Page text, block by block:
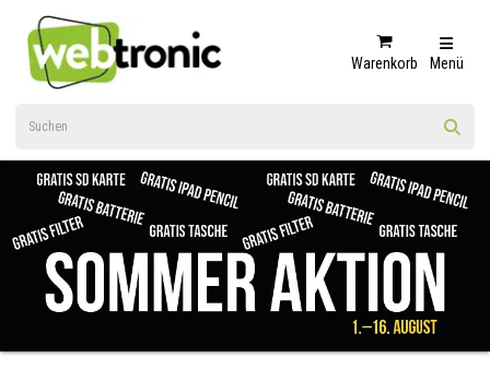
Warenkorb Menü